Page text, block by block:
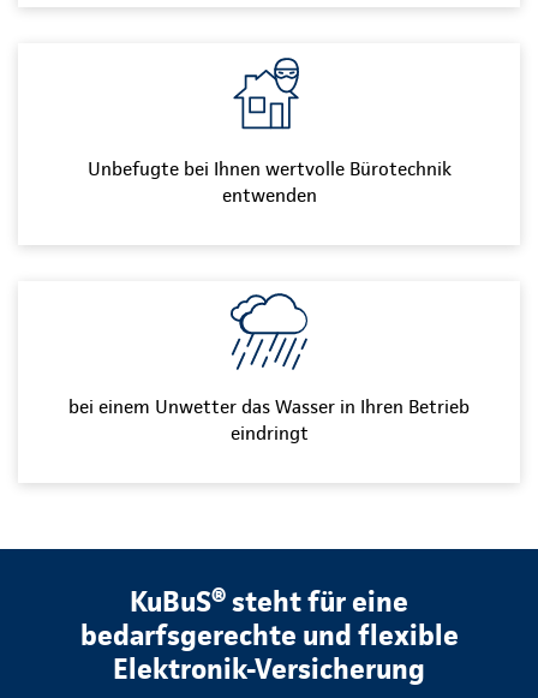
Unbefugte bei Ihnen wertvolle Bürotechnik
entwenden
bei einem Unwetter das Wasser in Ihren Betrieb
eindringt
KuBuS® steht für eine
bedarfsgerechte und flexible
Elektronik-Versicherung